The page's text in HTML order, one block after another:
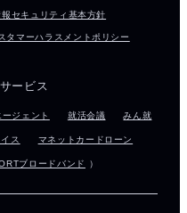
報セキュリティ基本方針
タマーハラスメントポリシー